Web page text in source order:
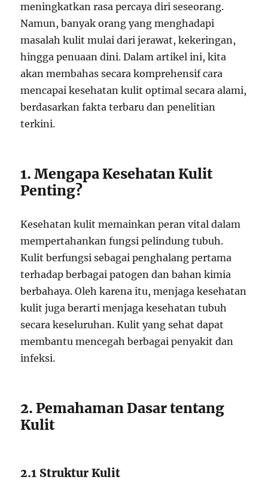
meningkatkan rasa percaya diri seseorang.
Namun, banyak orang yang menghadapi
masalah kulit mulai dari jerawat, kekeringan,
hingga penuaan dini. Dalam artikel ini, kita
akan membahas secara komprehensif cara
mencapai kesehatan kulit optimal secara alami,
berdasarkan fakta terbaru dan penelitian
terkini.
1. Mengapa Kesehatan Kulit
Penting?
Kesehatan kulit memainkan peran vital dalam
mempertahankan fungsi pelindung tubuh.
Kulit berfungsi sebagai penghalang pertama
terhadap berbagai patogen dan bahan kimia
berbahaya. Oleh karena itu, menjaga kesehatan
kulit juga berarti menjaga kesehatan tubuh
secara keseluruhan. Kulit yang sehat dapat
membantu mencegah berbagai penyakit dan
infeksi.
2. Pemahaman Dasar tentang
Kulit
2.1 Struktur Kulit